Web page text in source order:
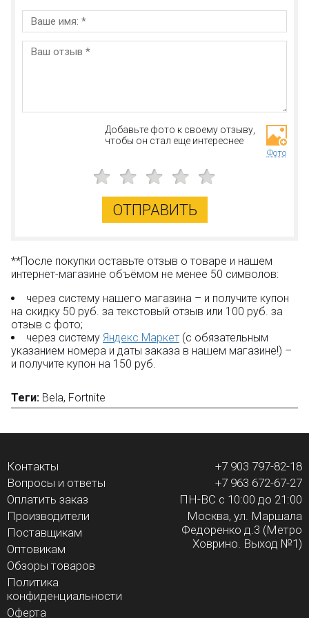
Добавьте фото к своему отзыву,
чтобы он стал еще интереснее
Фото
ОТПРАВИТЬ
**После покупки оставьте отзыв о товаре и нашем
интернет-магазине объёмом не менее 50 символов:
через систему нашего магазина – и получите купон
на скидку 50 руб. за текстовый отзыв или 100 руб. за
отзыв с фото;
через систему Яндекс.Маркет (с обязательным
указанием номера и даты заказа в нашем магазине!) –
и получите купон на 150 руб.
Теги: Bela, Fortnite
Контакты
Вопросы и ответы
Оплатить заказ
Производители
Поставщикам
Оптовикам
Обзоры товаров
Политика
конфиденциальности
Оферта
+7 903 797-82-18
+7 963 672-67-27
ПН-ВС с 10:00 до 21:00
Москва, ул. Маршала
Федоренко д.3 (Метро
Ховрино. Выход №1)